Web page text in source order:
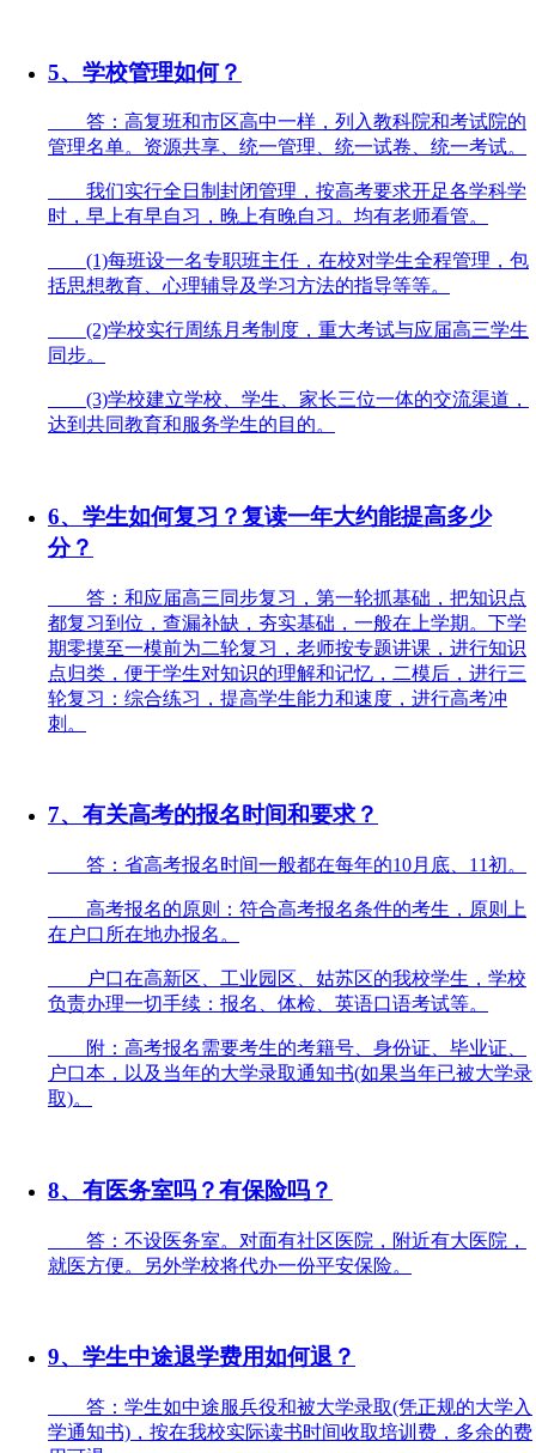
5、学校管理如何？
答：高复班和市区高中一样，列入教科院和考试院的
管理名单。资源共享、统一管理、统一试卷、统一考试。
我们实行全日制封闭管理，按高考要求开足各学科学
时，早上有早自习，晚上有晚自习。均有老师看管。
(1)每班设一名专职班主任，在校对学生全程管理，包
括思想教育、心理辅导及学习方法的指导等等。
(2)学校实行周练月考制度，重大考试与应届高三学生
同步。
(3)学校建立学校、学生、家长三位一体的交流渠道，
达到共同教育和服务学生的目的。
6、学生如何复习？复读一年大约能提高多少
分？
答：和应届高三同步复习，第一轮抓基础，把知识点
都复习到位，查漏补缺，夯实基础，一般在上学期。下学
期零摸至一模前为二轮复习，老师按专题讲课，进行知识
点归类，便于学生对知识的理解和记忆，二模后，进行三
轮复习：综合练习，提高学生能力和速度，进行高考冲
刺。
7、有关高考的报名时间和要求？
答：省高考报名时间一般都在每年的10月底、11初。
高考报名的原则：符合高考报名条件的考生，原则上
在户口所在地办报名。
户口在高新区、工业园区、姑苏区的我校学生，学校
负责办理一切手续：报名、体检、英语口语考试等。
附：高考报名需要考生的考籍号、身份证、毕业证、
户口本，以及当年的大学录取通知书(如果当年已被大学录
取)。
8、有医务室吗？有保险吗？
答：不设医务室。对面有社区医院，附近有大医院，
就医方便。另外学校将代办一份平安保险。
9、学生中途退学费用如何退？
答：学生如中途服兵役和被大学录取(凭正规的大学入
学通知书)，按在我校实际读书时间收取培训费，多余的费